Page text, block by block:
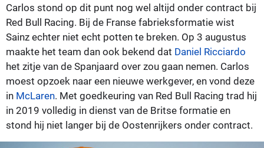
Carlos stond op dit punt nog wel altijd onder contract bij
Red Bull Racing. Bij de Franse fabrieksformatie wist
Sainz echter niet echt potten te breken. Op 3 augustus
maakte het team dan ook bekend dat Daniel Ricciardo
het zitje van de Spanjaard over zou gaan nemen. Carlos
moest opzoek naar een nieuwe werkgever, en vond deze
in McLaren. Met goedkeuring van Red Bull Racing trad hij
in 2019 volledig in dienst van de Britse formatie en
stond hij niet langer bij de Oostenrijkers onder contract.